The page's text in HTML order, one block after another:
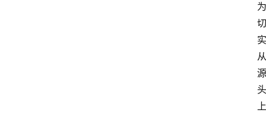
为
切
实
从
源
头
上